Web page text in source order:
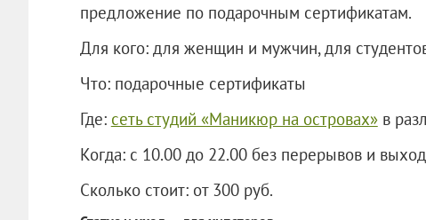
предложение по подарочным сертификатам.
Для кого: для женщин и мужчин, для
Что: подарочные сертификаты
Где: сеть студий «Маникюр на островах»в
Когда: с 10.00 до 22.00 без перерывов и
Сколько стоит: от 300 руб.